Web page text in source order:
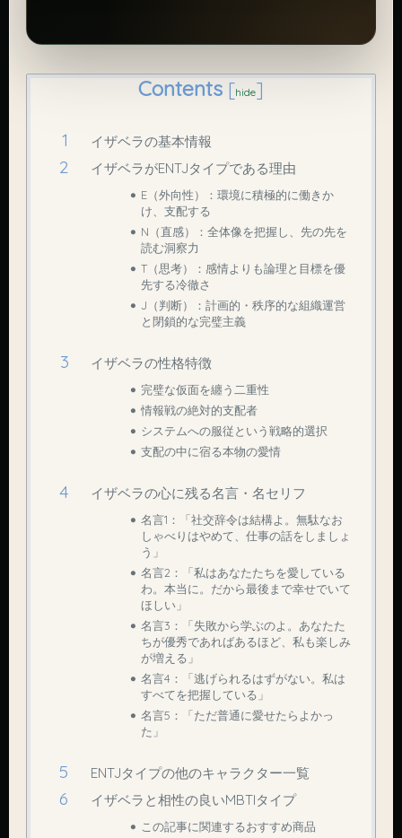
Contents [hide]
イザベラの基本情報
イザベラがENTJタイプである理由
E（外向性）：環境に積極的に働きか
け、支配する
N（直感）：全体像を把握し、先の先を
読む洞察力
T（思考）：感情よりも論理と目標を優
先する冷徹さ
J（判断）：計画的・秩序的な組織運営
と閉鎖的な完璧主義
イザベラの性格特徴
完璧な仮面を纏う二重性
情報戦の絶対的支配者
システムへの服従という戦略的選択
支配の中に宿る本物の愛情
イザベラの心に残る名言・名セリフ
名言1：「社交辞令は結構よ。無駄なお
しゃべりはやめて、仕事の話をしましょ
う」
名言2：「私はあなたたちを愛している
わ。本当に。だから最後まで幸せでいて
ほしい」
名言3：「失敗から学ぶのよ。あなたた
ちが優秀であればあるほど、私も楽しみ
が増える」
名言4：「逃げられるはずがない。私は
すべてを把握している」
名言5：「ただ普通に愛せたらよかっ
た」
ENTJタイプの他のキャラクター一覧
イザベラと相性の良いMBTIタイプ
この記事に関連するおすすめ商品